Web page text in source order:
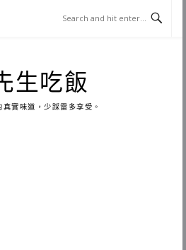
生吃飯
真實味道，少踩雷多享受。